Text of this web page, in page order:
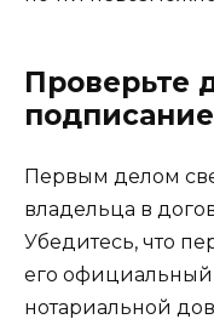
Проверьте
Первым делом
владельца в
Убедитесь, что
его официальный
нотариальной